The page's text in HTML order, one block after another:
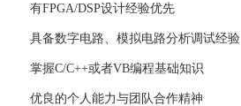
有FPGA/DSP设计经验优先
具备数字电路、模拟电路分析调试经验
掌握C/C++或者VB编程基础知识
优良的个人能力与团队合作精神